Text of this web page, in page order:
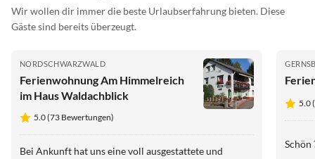
Wir wollen dir immer die beste Urlaubserfahrung bieten. Diese
Gäste sind bereits überzeugt.
NORDSCHWARZWALD
Ferienwohnung Am Himmelreich
im Haus Waldachblick
5.0 (73 Bewertungen)
Bei Ankunft hat uns eine voll ausgestattete und
5.0
Schön